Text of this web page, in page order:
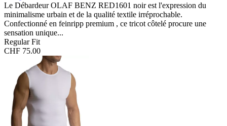
Le Débardeur OLAF BENZ RED1601 noir est l'expression du
minimalisme urbain et de la qualité textile irréprochable.
Confectionné en feinripp premium , ce tricot côtelé procure une
sensation unique...
Regular Fit
CHF 75.00